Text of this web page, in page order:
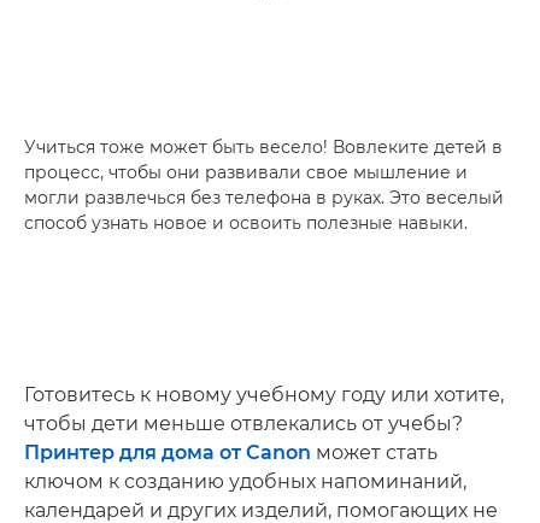
Учиться тоже может быть весело! Вовлеките детей в
процесс, чтобы они развивали свое мышление и
могли развлечься без телефона в руках. Это веселый
способ узнать новое и освоить полезные навыки.
Готовитесь к новому учебному году или хотите,
чтобы дети меньше отвлекались от учебы?
Принтер для дома от Canon может стать
ключом к созданию удобных напоминаний,
календарей и других изделий, помогающих не